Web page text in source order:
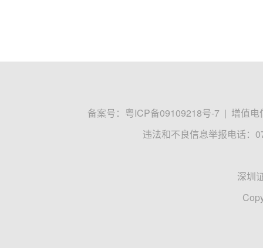
备案号： 粤ICP备09109218号-7 | 增值电
违法和不良信息举报电话：
深圳